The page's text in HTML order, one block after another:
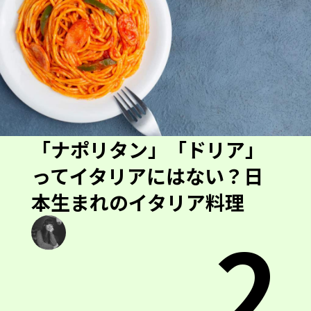
「ナポリタン」「ドリア」
ってイタリアにはない？日
本生まれのイタリア料理